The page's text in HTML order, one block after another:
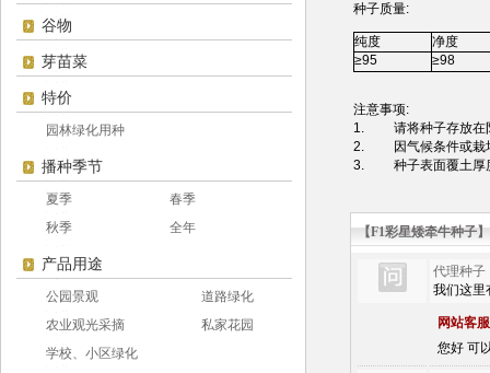
谷物
芽苗菜
特价
园林绿化用种
播种季节
夏季
春季
秋季
全年
产品用途
公园景观
道路绿化
农业观光采摘
私家花园
学校、小区绿化
种子质量:
纯度
净度
≥95
≥98
注意事项:
1. 请将种子存放在
2.
因气候条件或
3. 种子表面覆土厚
【F1彩星矮牵牛种子
代理种子
我们这里
网站客
您好 可